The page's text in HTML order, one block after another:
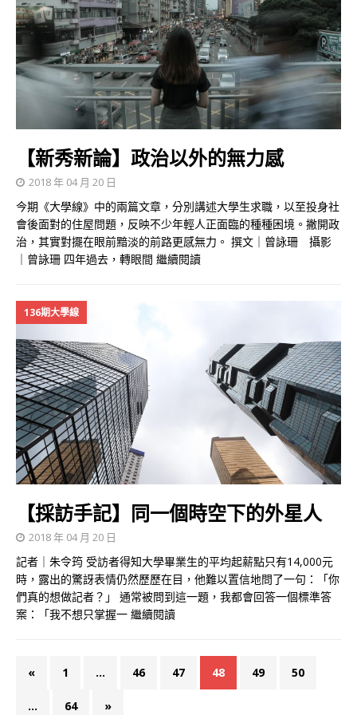
【新秀新論】政治以外的無力感
2018 年 04 月 20 日
今期《大學線》中的兩篇文章，分別講述大學生求職，以至投身社
會後面對的住屋問題，反映不少年輕人正面臨的種種困境。撇開政
治，其實對擺在眼前黯淡的前路更感無力。 撰文｜曾詠珊 攝影
｜曾詠珊 四年過去，轉眼間 繼續閱讀
136期大學線
【採訪手記】同一個時空下的外星人
2018 年 04 月 20 日
記者｜朱令筠 受訪者得知大學畢業生的平均起薪點只有14,000元
時，露出的驚訝表情仍然歷歷在目，他難以置信地問了一句：「你
們真的想做記者？」 通常被問到這一題，我都會回答一個標準答
案：「我不想只掌握一 繼續閱讀
« 1 ... 46 47 48 49 50
... 64 »